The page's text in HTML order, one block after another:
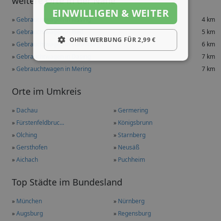
»Gebrauchtwagen in Kissing
4 km
»Gebrauchtwagen in Ried
5 km
»Gebrauchtwagen in Eurasburg
6 km
»Gebrauchtwagen in Dasing
7 km
»Gebrauchtwagen in Mering 7 km
Orte im Umkreis
» Dachau »Germering
» Fürstenfeldbruc... » Königsbrunn
»Olching »Starnberg
»Gersthofen » Neusäß
»Aichach » Puchheim
Top Städte im Bundesland
» München » Nürnberg
»Augsburg » Regensburg
EINWILLIGEN & WEITER
OHNE WERBUNG FÜR 2,99 €